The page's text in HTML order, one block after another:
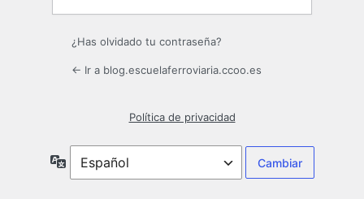
¿Has olvidado tu contraseña?
← Ir a blog.escuelaferroviaria.ccoo.es
Política de privacidad
Idioma